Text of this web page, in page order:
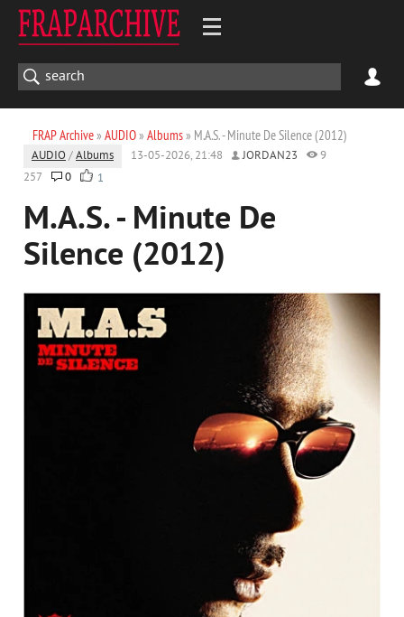
FRAP Archive» AUDIO» Albums» M.A.S. - Minute De Silence (2012)
AUDIO /Albums 13-05-2026, 21:48 JORDAN23
9
257
0 1
M.A.S. - Minute De
Silence (2012)